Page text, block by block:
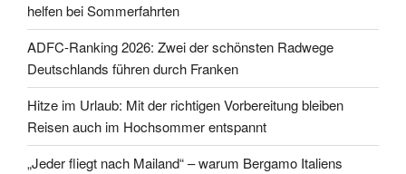
helfen bei Sommerfahrten
ADFC-Ranking 2026: Zwei der schönsten Radwege
Deutschlands führen durch Franken
Hitze im Urlaub: Mit der richtigen Vorbereitung bleiben
Reisen auch im Hochsommer entspannt
„Jeder fliegt nach Mailand“ – warum Bergamo Italiens